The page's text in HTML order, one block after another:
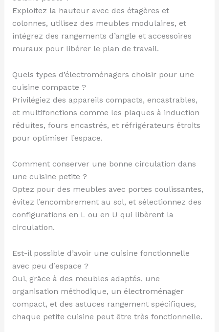
Exploitez la hauteur avec des étagères et
colonnes, utilisez des meubles modulaires, et
intégrez des rangements d’angle et accessoires
muraux pour libérer le plan de travail.
Quels types d’électroménagers choisir pour une
cuisine compacte ?
Privilégiez des appareils compacts, encastrables,
et multifonctions comme les plaques à induction
réduites, fours encastrés, et réfrigérateurs étroits
pour optimiser l’espace.
Comment conserver une bonne circulation dans
une cuisine petite ?
Optez pour des meubles avec portes coulissantes,
évitez l’encombrement au sol, et sélectionnez des
configurations en L ou en U qui libèrent la
circulation.
Est-il possible d’avoir une cuisine fonctionnelle
avec peu d’espace ?
Oui, grâce à des meubles adaptés, une
organisation méthodique, un électroménager
compact, et des astuces rangement spécifiques,
chaque petite cuisine peut être très fonctionnelle.